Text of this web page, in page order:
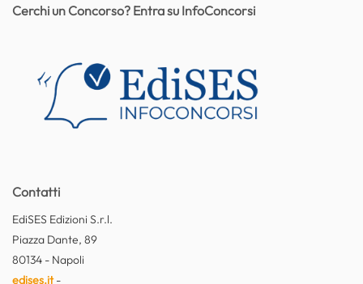
Contatti
EdiSES Edizioni S.r.l.
Piazza Dante, 89
80134 - Napoli
edises.it-
Cerchi un Concorso? Entra su InfoConcorsi